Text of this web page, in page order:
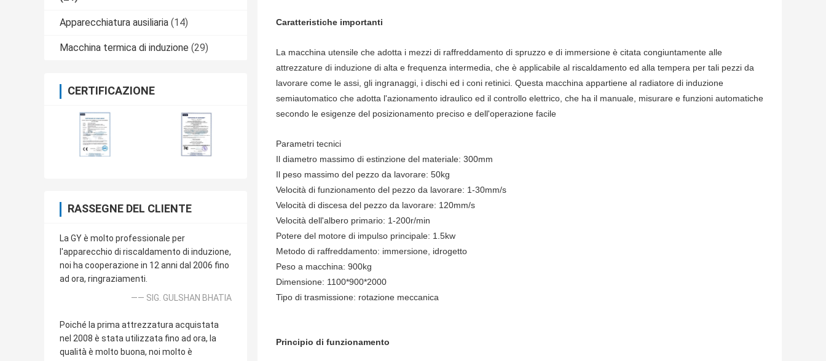
Apparecchiatura ausiliaria (14)
Macchina termica di induzione (29)
CERTIFICAZIONE
RASSEGNE DEL CLIENTE
La GY è molto professionale per
l'apparecchio di riscaldamento di induzione,
noi ha cooperazione in 12 anni dal 2006 fino
ad ora, ringraziamenti.
—— SIG. GULSHAN BHATIA
Poiché la prima attrezzatura acquistata
nel 2008 è stata utilizzata fino ad ora, la
qualità è molto buona, noi molto è
Caratteristiche importanti
La macchina utensile che adotta i mezzi di raffreddamento di spruzzo e di immersione è citata congiuntamente alle
attrezzature di induzione di alta e frequenza intermedia, che è applicabile al riscaldamento ed alla tempera per tali pezzi da
lavorare come le assi, gli ingranaggi, i dischi ed i coni retinici. Questa macchina appartiene al radiatore di induzione
semiautomatico che adotta l'azionamento idraulico ed il controllo elettrico, che ha il manuale, misurare e funzioni automatiche
secondo le esigenze del posizionamento preciso e dell'operazione facile
Parametri tecnici
Il diametro massimo di estinzione del materiale: 300mm
Il peso massimo del pezzo da lavorare: 50kg
Velocità di funzionamento del pezzo da lavorare: 1-30mm/s
Velocità di discesa del pezzo da lavorare: 120mm/s
Velocità dell'albero primario: 1-200r/min
Potere del motore di impulso principale: 1.5kw
Metodo di raffreddamento: immersione, idrogetto
Peso a macchina: 900kg
Dimensione: 1100*900*2000
Tipo di trasmissione: rotazione meccanica
Principio di funzionamento